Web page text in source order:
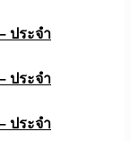
ประจำ
ประจำ
ประจำ